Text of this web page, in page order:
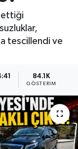
ettiği
tescillendi ve
84.1K
GÖSTERIM